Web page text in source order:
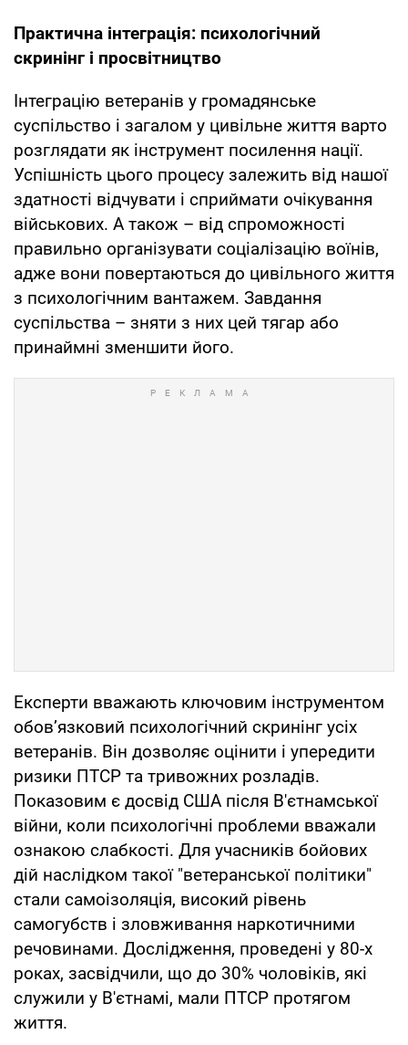
Практична інтеграція: психологічний
скринінг і просвітництво
Інтеграцію ветеранів у громадянське
суспільство і загалом у цивільне життя варто
розглядати як інструмент посилення нації.
Успішність цього процесу залежить від нашої
здатності відчувати і сприймати очікування
військових. А також – від спроможності
правильно організувати соціалізацію воїнів,
адже вони повертаються до цивільного життя
з психологічним вантажем. Завдання
суспільства – зняти з них цей тягар або
принаймні зменшити його.
Експерти вважають ключовим інструментом
обов’язковий психологічний скринінг усіх
ветеранів. Він дозволяє оцінити і упередити
ризики ПТСР та тривожних розладів.
Показовим є досвід США після В'єтнамської
війни, коли психологічні проблеми вважали
ознакою слабкості. Для учасників бойових
дій наслідком такої "ветеранської політики"
стали самоізоляція, високий рівень
самогубств і зловживання наркотичними
речовинами. Дослідження, проведені у 80-х
роках, засвідчили, що до 30% чоловіків, які
служили у В'єтнамі, мали ПТСР протягом
життя.